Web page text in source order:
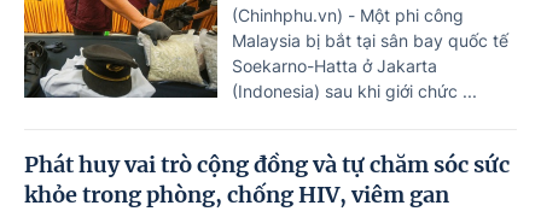
(Chinhphu.vn) - Một phi công
Malaysia bị bắt tại sân bay quốc tế
Soekarno-Hatta ở Jakarta
(Indonesia) sau khi giới chức ...
Phát huy vai trò cộng đồng và tự chăm sóc sức
khỏe trong phòng, chống HIV, viêm gan